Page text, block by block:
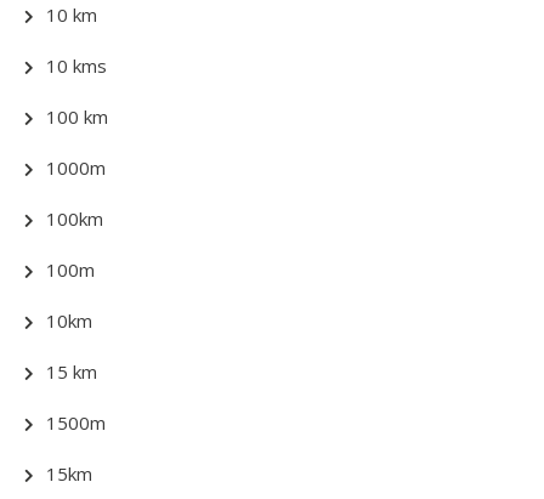
10 km
10 kms
100 km
1000m
100km
100m
10km
15 km
1500m
15km